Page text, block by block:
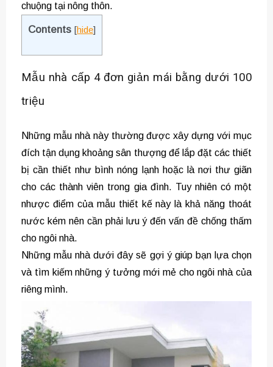
chuộng tại nông thôn.
Contents [hide]
Mẫu nhà cấp 4 đơn giản mái bằng dưới 100
triệu
Những mẫu nhà này thường được xây dựng với mục
đích tận dụng khoảng sân thượng để lắp đặt các thiết
bị cần thiết như bình nóng lạnh hoặc là nơi thư giãn
cho các thành viên trong gia đình. Tuy nhiên có một
nhược điểm của mẫu thiết kế này là khả năng thoát
nước kém nên cần phải lưu ý đến vấn đề chống thấm
cho ngôi nhà.
Những mẫu nhà dưới đây sẽ gợi ý giúp bạn lựa chọn
và tìm kiếm những ý tưởng mới mẻ cho ngôi nhà của
riêng mình.